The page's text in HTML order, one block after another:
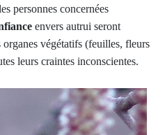
personnes concernées
envers autrui seront
végétatifs (feuilles, fleurs
leurs craintes inconscientes.